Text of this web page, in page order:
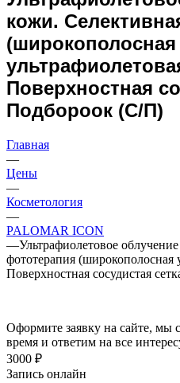
кожи.
(широкополосная
Поверхностная
Подбороок (С/П)
Главная
—
Цены
—
Косметология
—
PALOMAR ICON
—Ультрафиолетовое
фототерапия (широкополосная
Поверхностная сосудистая
Оформите заявку на сайте, мы
время и ответим на все
3000 ₽
Запись онлайн